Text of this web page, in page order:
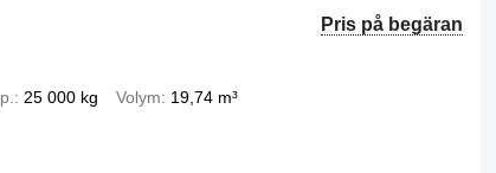
Pris på begäran
25 000 kg Volym
19,74 m³